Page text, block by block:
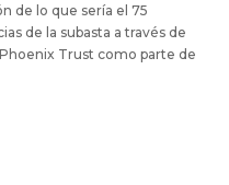
de lo que sería el 75
de la subasta a través de
Trust como parte de